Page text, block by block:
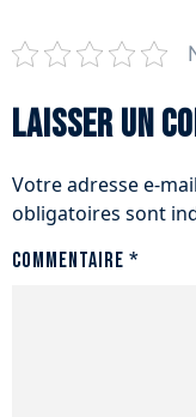
Laisser un
Votre adresse e-
obligatoires sont
Commentaire *